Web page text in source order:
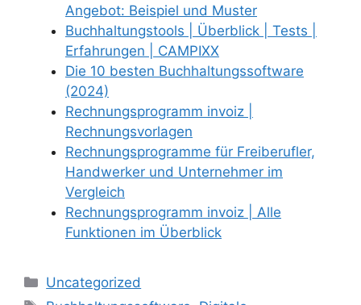
Angebot: Beispiel und Muster
Buchhaltungstools | Überblick | Tests |
Erfahrungen | CAMPIXX
Die 10 besten Buchhaltungssoftware
(2024)
Rechnungsprogramm invoiz |
Rechnungsvorlagen
Rechnungsprogramme für Freiberufler,
Handwerker und Unternehmer im
Vergleich
Rechnungsprogramm invoiz | Alle
Funktionen im Überblick
Kategorien
Uncategorized